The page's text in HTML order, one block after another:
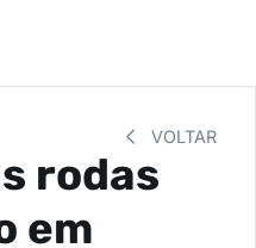
VOLTAR
rodas
em